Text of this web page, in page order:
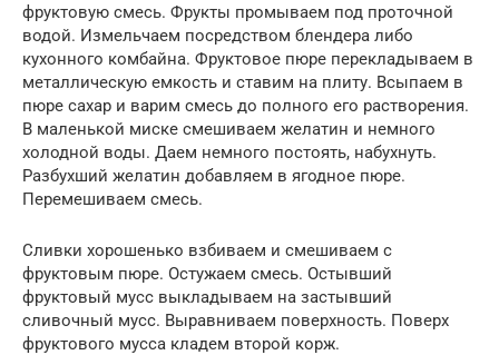
фруктовую смесь. Фрукты промываем под проточной
водой. Измельчаем посредством блендера либо
кухонного комбайна. Фруктовое пюре перекладываем в
металлическую емкость и ставим на плиту. Всыпаем в
пюре сахар и варим смесь до полного его растворения.
В маленькой миске смешиваем желатин и немного
холодной воды. Даем немного постоять, набухнуть.
Разбухший желатин добавляем в ягодное пюре.
Перемешиваем смесь.
Сливки хорошенько взбиваем и смешиваем с
фруктовым пюре. Остужаем смесь. Остывший
фруктовый мусс выкладываем на застывший
сливочный мусс. Выравниваем поверхность. Поверх
фруктового мусса кладем второй корж.